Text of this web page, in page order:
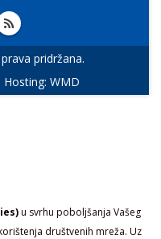
u svrhu poboljšanja Vašeg
društvenih mreža. Uz
pridržana.
Hosting: WMD